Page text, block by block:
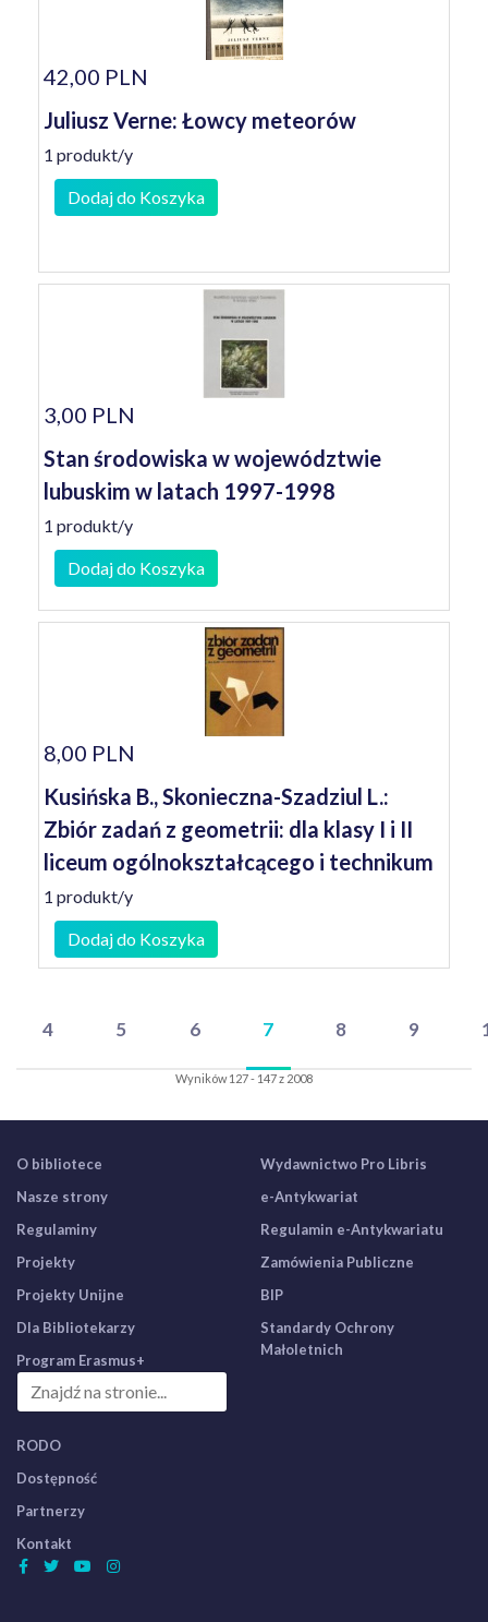
42,00 PLN
Juliusz Verne: Łowcy meteorów
1 produkt/y
Dodaj do Koszyka
3,00 PLN
Stan środowiska w województwie
lubuskim w latach 1997-1998
1 produkt/y
Dodaj do Koszyka
8,00 PLN
Kusińska B., Skonieczna-Szadziul L.:
Zbiór zadań z geometrii: dla klasy I i II
liceum ogólnokształcącego i technikum
1 produkt/y
Dodaj do Koszyka
4 5 6 7 8 9
Wyników 127 - 147 z 2008
O bibliotece
Nasze strony
Regulaminy
Projekty
Projekty Unijne
Dla Bibliotekarzy
Program Erasmus+
Wydawnictwo Pro Libris
e-Antykwariat
Regulamin e-Antykwariatu
Zamówienia Publiczne
BIP
Standardy Ochrony
Małoletnich
RODO
Dostępność
Partnerzy
Kontakt